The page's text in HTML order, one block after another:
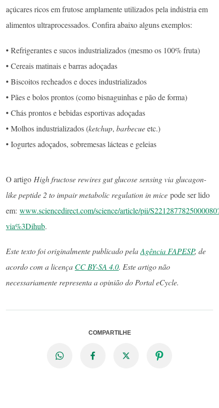
açúcares ricos em frutose amplamente utilizados pela indústria em
alimentos ultraprocessados. Confira abaixo alguns exemplos:
• Refrigerantes e sucos industrializados (mesmo os 100% fruta)
• Cereais matinais e barras adoçadas
• Biscoitos recheados e doces industrializados
• Pães e bolos prontos (como bisnaguinhas e pão de forma)
• Chás prontos e bebidas esportivas adoçadas
• Molhos industrializados (ketchup, barbecueetc.)
• Iogurtes adoçados, sobremesas lácteas e geleias
O artigo High fructose rewires gut glucose sensing via glucagon-
like peptide 2 to impair metabolic regulation in mice pode ser lido
em: www.sciencedirect.com/science/article/pii/
via%3Dihub.
Este texto foi originalmente publicado pelaAgência FAPESP, de
acordo com a licença CC BY-SA 4.0. Este artigo não
necessariamente representa a opinião do Portal eCycle.
COMPARTILHE